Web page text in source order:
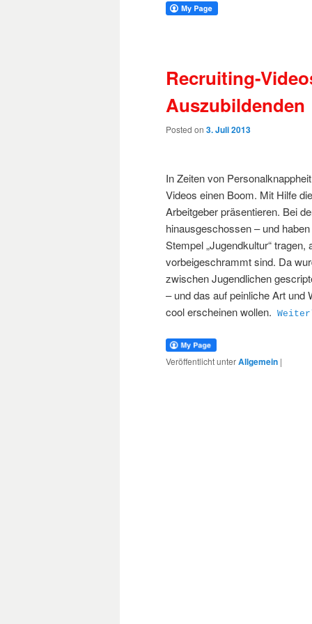
Recruiting-
Auszubildenden
Posted on 3. Juli 2013
In Zeiten von
Videos einen Boom. Mit Hilfe
Arbeitgeber präsentieren. Bei
hinausgeschossen – und
Stempel „Jugendkultur“
vorbeigeschrammt sind. Da
zwischen Jugendlichen
– und das auf peinliche Art
cool erscheinen wollen.
Veröffentlicht unterAllgemein |